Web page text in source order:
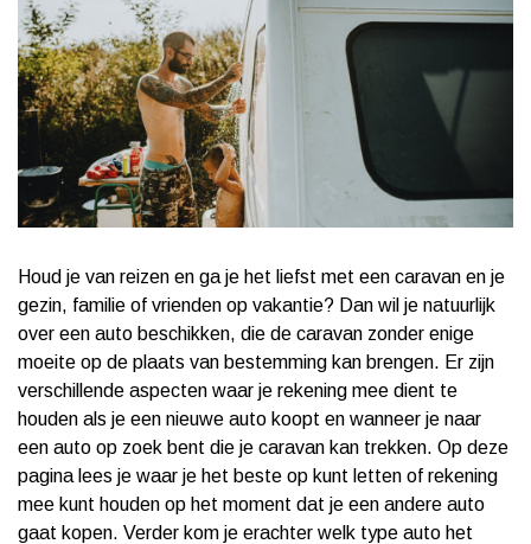
Houd je van reizen en ga je het liefst met een caravan en je
gezin, familie of vrienden op vakantie? Dan wil je natuurlijk
over een auto beschikken, die de caravan zonder enige
moeite op de plaats van bestemming kan brengen. Er zijn
verschillende aspecten waar je rekening mee dient te
houden als je een nieuwe auto koopt en wanneer je naar
een auto op zoek bent die je caravan kan trekken. Op deze
pagina lees je waar je het beste op kunt letten of rekening
mee kunt houden op het moment dat je een andere auto
gaat kopen. Verder kom je erachter welk type auto het